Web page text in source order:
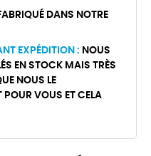
DANS NOTRE
EXPÉDITION : NOUS
EN STOCK MAIS TRÈS
NOUS LE
POUR VOUS ET CELA